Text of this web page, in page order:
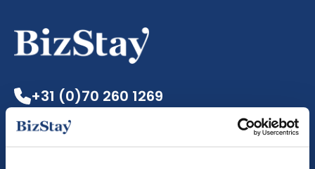
+31 (0)70 260 1269
info@bizstayapartments.com